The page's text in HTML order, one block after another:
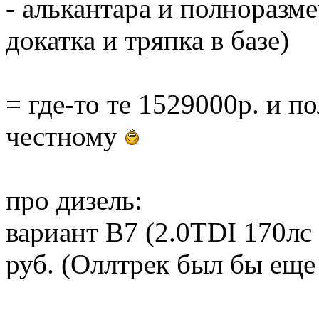
- алькантара и
докатка и тряпка в базе)
= где-то те 1529000р. и
честному
про дизель:
вариант B7 (2.0TDI
руб. (Оллтрек был бы